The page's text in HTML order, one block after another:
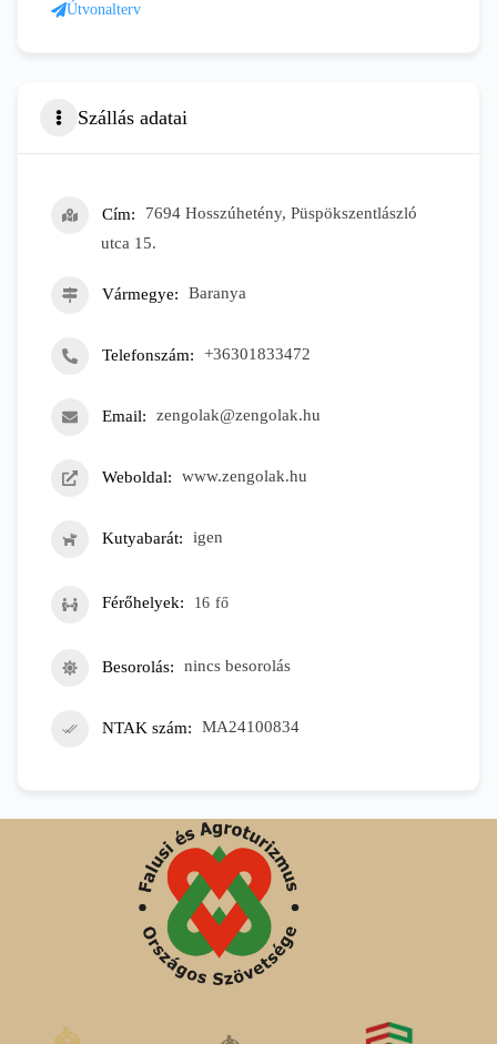
Útvonalterv
Szállás adatai
Cím
7694 Hosszúhetény, Püspökszentlászló
utca 15.
Vármegye Baranya
Telefonszám +36301833472
Email zengolak@zengolak.hu
Weboldal www.zengolak.hu
Kutyabarát igen
Férőhelyek 16 fő
Besorolás nincs besorolás
NTAK szám MA24100834